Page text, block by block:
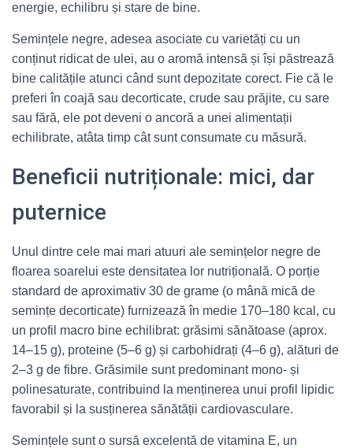
energie, echilibru și stare de bine.
Semințele negre, adesea asociate cu varietăți cu un
conținut ridicat de ulei, au o aromă intensă și își păstrează
bine calitățile atunci când sunt depozitate corect. Fie că le
preferi în coajă sau decorticate, crude sau prăjite, cu sare
sau fără, ele pot deveni o ancoră a unei alimentații
echilibrate, atâta timp cât sunt consumate cu măsură.
Beneficii nutriționale: mici, dar
puternice
Unul dintre cele mai mari atuuri ale semințelor negre de
floarea soarelui este densitatea lor nutrițională. O porție
standard de aproximativ 30 de grame (o mână mică de
semințe decorticate) furnizează în medie 170–180 kcal, cu
un profil macro bine echilibrat: grăsimi sănătoase (aprox.
14–15 g), proteine (5–6 g) și carbohidrați (4–6 g), alături de
2–3 g de fibre. Grăsimile sunt predominant mono- și
polinesaturate, contribuind la menținerea unui profil lipidic
favorabil și la susținerea sănătății cardiovasculare.
Semințele sunt o sursă excelentă de vitamina E, un